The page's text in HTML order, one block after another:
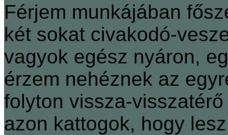
Férjem munkájában
két sokat civakodó-
vagyok egész nyáron,
érzem nehéznek az
folyton vissza-
azon kattogok, hogy